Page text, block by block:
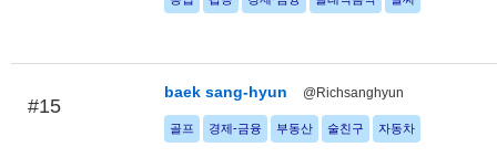
#15
baek sang-hyun @Richsanghyun
골프 경제-금융 부동산 술친구 자동차